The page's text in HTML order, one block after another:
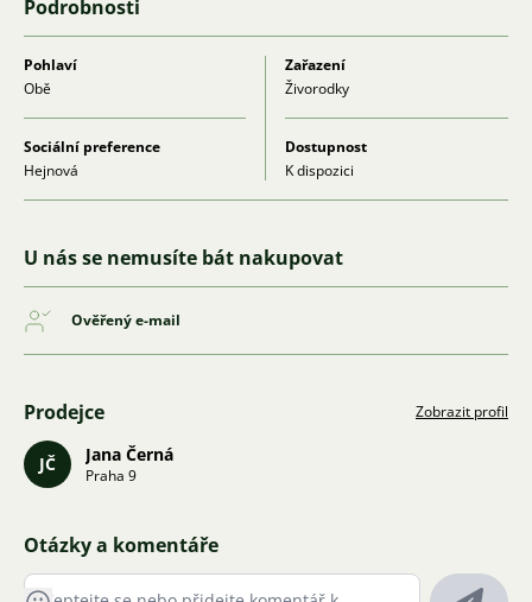
Podrobnosti
Pohlaví
Obě
Zařazení
Živorodky
Sociální preference
Hejnová
Dostupnost
K dispozici
U nás se nemusíte bát nakupovat
Ověřený e-mail
Prodejce Zobrazit profil
JČ Jana Černá
Praha 9
Otázky a komentáře